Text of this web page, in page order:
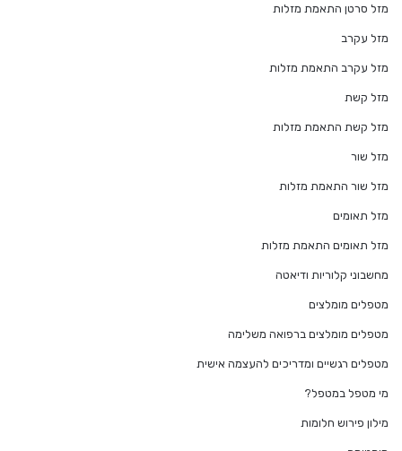
מזל סרטן התאמת מזלות
מזל עקרב
מזל עקרב התאמת מזלות
מזל קשת
מזל קשת התאמת מזלות
מזל שור
מזל שור התאמת מזלות
מזל תאומים
מזל תאומים התאמת מזלות
מחשבוני קלוריות ודיאטה
מטפלים מומלצים
מטפלים מומלצים ברפואה משלימה
מטפלים רגשיים ומדריכים להעצמה אישית
מי מטפל במטפל?
מילון פירוש חלומות